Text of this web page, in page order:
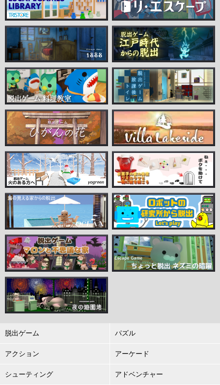
脱出ゲーム パズル
アクション アーケード
シューティング アドベンチャー